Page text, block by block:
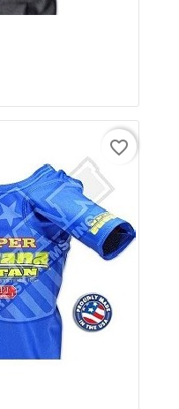
favorite_border